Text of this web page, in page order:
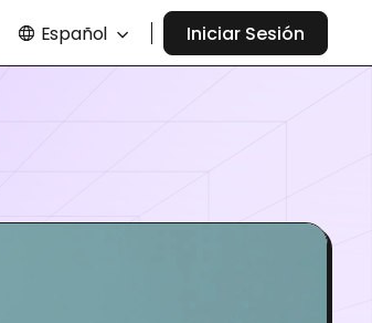
Español Iniciar Sesión